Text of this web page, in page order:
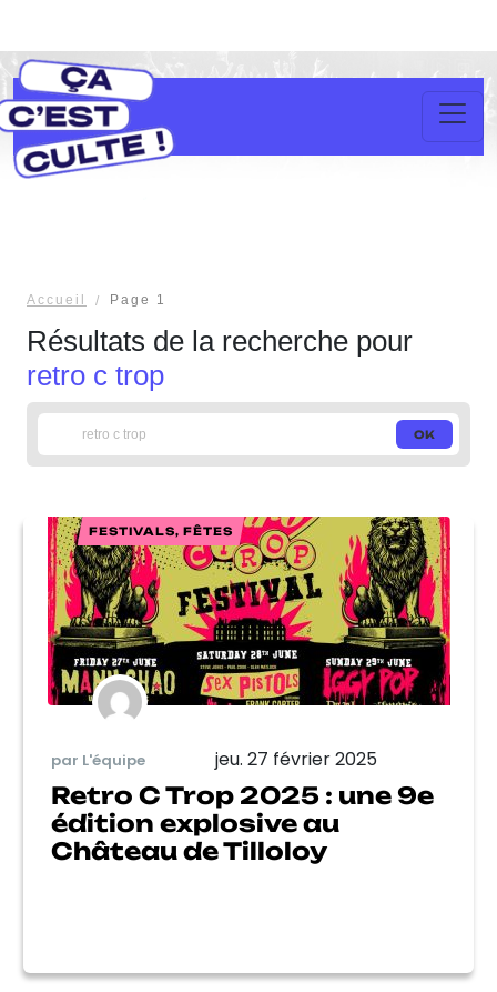
Accueil Page 1
Résultats de la recherche pour
retro c trop
FESTIVALS, FÊTES
par L'équipe jeu. 27 février 2025
Retro C Trop 2025 : une 9e
édition explosive au
Château de Tilloloy